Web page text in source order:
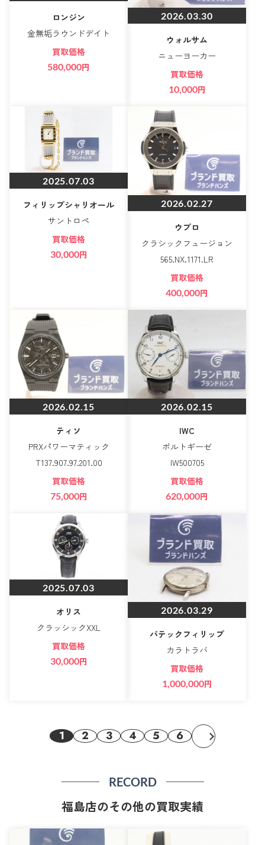
ロンジン
金無垢ラウンドデイト
買取価格
580,000円
2026.03.30
ウォルサム
ニューヨーカー
買取価格
10,000円
2025.07.03
フィリップシャリオール
サントロペ
買取価格
30,000円
2026.02.27
ウブロ
クラシックフュージョン
565.NX.1171.LR
買取価格
400,000円
2026.02.15
ティソ
PRXパワーマティック
T137.907.97.201.00
買取価格
75,000円
2026.02.15
IWC
ポルトギーゼ
IW500705
買取価格
620,000円
2025.07.03
オリス
クラッシックXXL
買取価格
30,000円
2026.03.29
パテックフィリップ
カラトラバ
買取価格
1,000,000円
1 2 3 4 5 6
RECORD
福島店のその他の買取実績